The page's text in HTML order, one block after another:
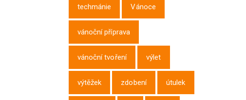
techmánie Vánoce
vánoční příprava
vánoční tvoření výlet
výtěžek zdobení útulek